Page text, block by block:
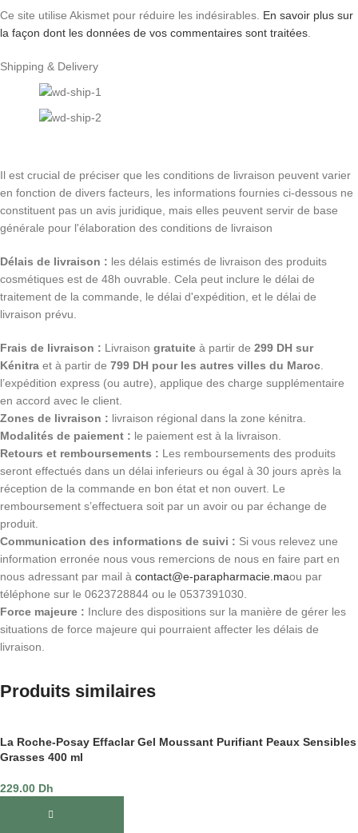
Ce site utilise Akismet pour réduire les indésirables. En savoir plus sur
la façon dont les données de vos commentaires sont traitées.
Shipping & Delivery
Il est crucial de préciser que les conditions de livraison peuvent varier
en fonction de divers facteurs, les informations fournies ci-dessous ne
constituent pas un avis juridique, mais elles peuvent servir de base
générale pour l'élaboration des conditions de livraison
Délais de livraison : les délais estimés de livraison des produits
cosmétiques est de 48h ouvrable. Cela peut inclure le délai de
traitement de la commande, le délai d'expédition, et le délai de
livraison prévu.
Frais de livraison : Livraison gratuite à partir de 299 DH sur
Kénitra et à partir de 799 DH pour les autres villes du Maroc.
l’expédition express (ou autre), applique des charge supplémentaire
en accord avec le client.
Zones de livraison : livraison régional dans la zone kénitra.
Modalités de paiement : le paiement est à la livraison.
Retours et remboursements : Les remboursements des produits
seront effectués dans un délai inferieurs ou égal à 30 jours après la
réception de la commande en bon état et non ouvert. Le
remboursement s’effectuera soit par un avoir ou par échange de
produit.
Communication des informations de suivi : Si vous relevez une
information erronée nous vous remercions de nous en faire part en
nous adressant par mail à contact@e-parapharmacie.maou par
téléphone sur le 0623728844 ou le 0537391030.
Force majeure : Inclure des dispositions sur la manière de gérer les
situations de force majeure qui pourraient affecter les délais de
livraison.
Produits similaires
La Roche-Posay Effaclar Gel Moussant Purifiant Peaux Sensibles
Grasses 400 ml
229.00 Dh